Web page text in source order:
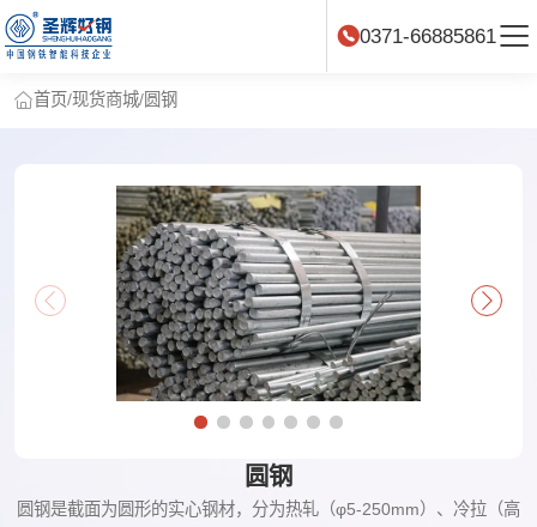
0371-66885861
首页/现货商城/圆钢
圆钢
圆钢是截面为圆形的实心钢材，分为热轧（φ5-250mm）、冷拉（高